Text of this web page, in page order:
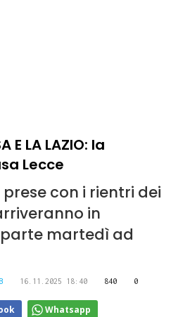
E LA LAZIO: la
Lecce
con i rientri dei
in
martedì ad
16.11.2025 18:40 840 0
Whatsapp